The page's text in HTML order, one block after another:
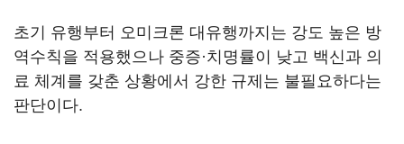
초기 유행부터 오미크론 대유행까지는 강도 높은 방
역수칙을 적용했으나 중증·치명률이 낮고 백신과 의
료 체계를 갖춘 상황에서 강한 규제는 불필요하다는
판단이다.